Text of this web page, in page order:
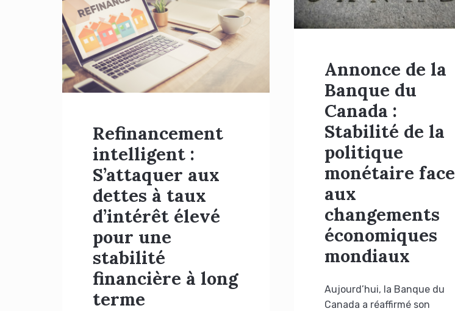
Annonce de la
Banque du
Canada :
Stabilité de la
politique
monétaire face
aux
changements
économiques
mondiaux
Aujourd’hui, la Banque du
Canada a réaffirmé son
Refinancement
intelligent :
S’attaquer aux
dettes à taux
d’intérêt élevé
pour une
stabilité
financière à long
terme